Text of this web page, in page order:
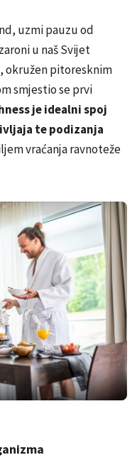
uzmi pauzu od
u naš Svijet
okružen pitoresknim
smjestio se prvi
je idealni spoj
te podizanja
vraćanja ravnoteže